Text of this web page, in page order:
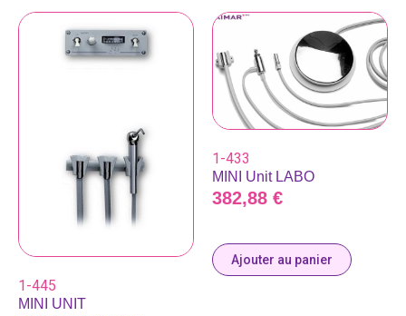
1-445
MINI UNIT
1-433
MINI Unit LABO
382,88 €
Ajouter au panier